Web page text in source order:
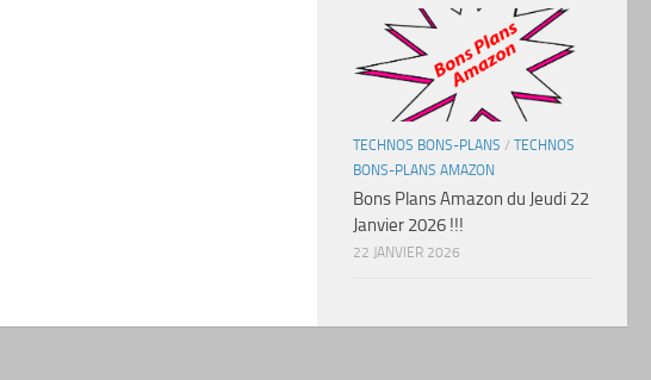
TECHNOS BONS-PLANS / TECHNOS
BONS-PLANS AMAZON
Bons Plans Amazon du Jeudi 22
Janvier 2026 !!!
22 JANVIER 2026